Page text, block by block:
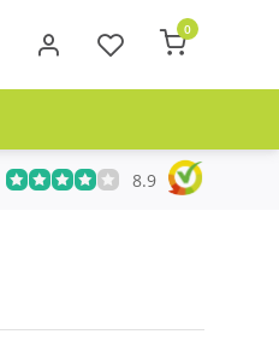
0
Meer dan 20 jaar Telecom
8.9